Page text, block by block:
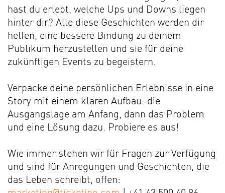
hast du erlebt, welche Ups und Downs liegen
hinter dir? Alle diese Geschichten werden dir
helfen, eine bessere Bindung zu deinem
Publikum herzustellen und sie für deine
zukünftigen Events zu begeistern.
Verpacke deine persönlichen Erlebnisse in eine
Story mit einem klaren Aufbau: die
Ausgangslage am Anfang, dann das Problem
und eine Lösung dazu. Probiere es aus!
Wie immer stehen wir für Fragen zur Verfügung
und sind für Anregungen und Geschichten, die
das Leben schreibt, offen: